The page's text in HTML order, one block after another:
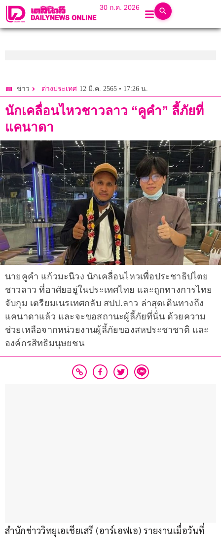
30 ก.ค. 2026
ข่าว ต่างประเทศ 12 มี.ค. 2565 • 17:26 น.
นักเคลื่อนไหวชาวลาว “คูคำ” ลี้ภัยที่
แคนาดา
นายคูคำ แก้วมะนีวง นักเคลื่อนไหวเพื่อประชาธิปไตย
ชาวลาว ที่อาศัยอยู่ในประเทศไทย และถูกทางการไทย
จับกุม เตรียมเนรเทศกลับ สปป.ลาว ล่าสุดเดินทางถึง
แคนาดาแล้ว และจะขอสถานะผู้ลี้ภัยที่นั่น ด้วยความ
ช่วยเหลือจากหน่วยงานผู้ลี้ภัยของสหประชาชาติ และ
องค์กรสิทธิมนุษยชน
สำนักข่าววิทยุเอเชียเสรี (อาร์เอฟเอ) รายงานเมื่อวันที่